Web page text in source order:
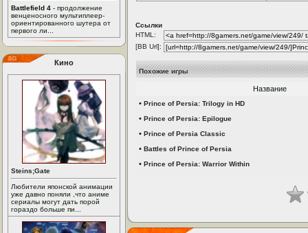
Battlefield 4 - продолжение
венценосного мультиплеер-
ориентированного шутера от
первого ли...
Кино
Steins;Gate
Любители японской анимации
уже давно поняли ,что аниме
сериалы могут дать порой
гораздо больше пи...
Ссылки
HTML:
[BB Url]:
Похожие игры
Название
• Prince of Persia: Trilogy in HD
• Prince of Persia: Epilogue
• Prince of Persia Classic
• Battles of Prince of Persia
• Prince of Persia: Warrior Within